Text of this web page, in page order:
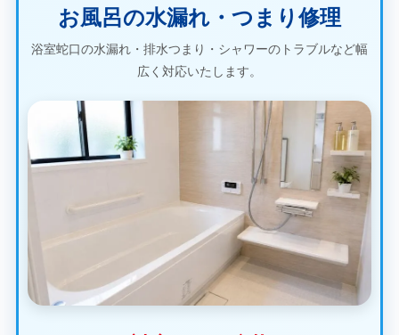
お風呂の水漏れ・つまり修理
浴室蛇口の水漏れ・排水つまり・シャワーのトラブルなど幅
広く対応いたします。